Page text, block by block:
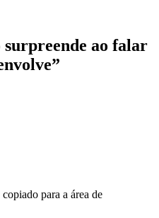
ao falar
para a área de